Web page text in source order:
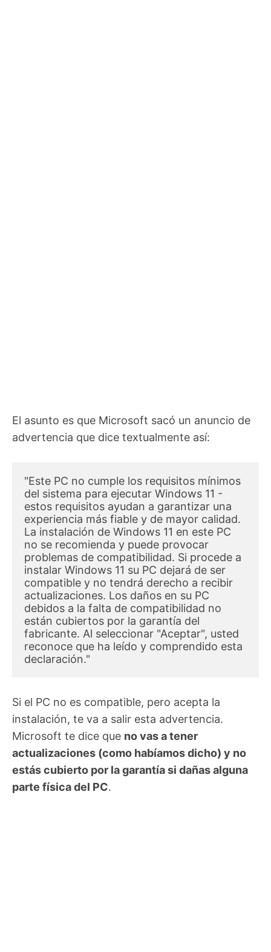
El asunto es que Microsoft sacó un anuncio de
advertencia que dice textualmente así:
"Este PC no cumple los requisitos mínimos
del sistema para ejecutar Windows 11 -
estos requisitos ayudan a garantizar una
experiencia más fiable y de mayor calidad.
La instalación de Windows 11 en este PC
no se recomienda y puede provocar
problemas de compatibilidad. Si procede a
instalar Windows 11 su PC dejará de ser
compatible y no tendrá derecho a recibir
actualizaciones. Los daños en su PC
debidos a la falta de compatibilidad no
están cubiertos por la garantía del
fabricante. Al seleccionar "Aceptar", usted
reconoce que ha leído y comprendido esta
declaración."
Si el PC no es compatible, pero acepta la
instalación, te va a salir esta advertencia.
Microsoft te dice que no vas a tener
actualizaciones (como habíamos dicho) y no
estás cubierto por la garantía si dañas alguna
parte física del PC.